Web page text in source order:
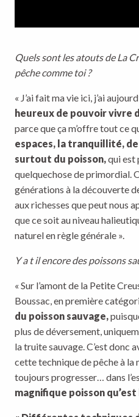
Quels sont les atouts de La
pêche comme toi ?
« J’ai fait ma vie ici, j’ai
heureux de pouvoir vivre
parce que ça m’offre tout ce
espaces, la tranquillité,
surtout du poisson,qui est
quelquechose de primordial.
générations à la découverte
aux richesses que peut nous
que ce soit au niveau
naturel en règle générale ».
Y a t il encore des poissons
« Sur l’amont de la Petite
Boussac, en première
du poisson sauvage,
plus de déversement,
la truite sauvage. C’est donc
cette technique de pêche à la
toujours progresser… dans
magnifique poisson